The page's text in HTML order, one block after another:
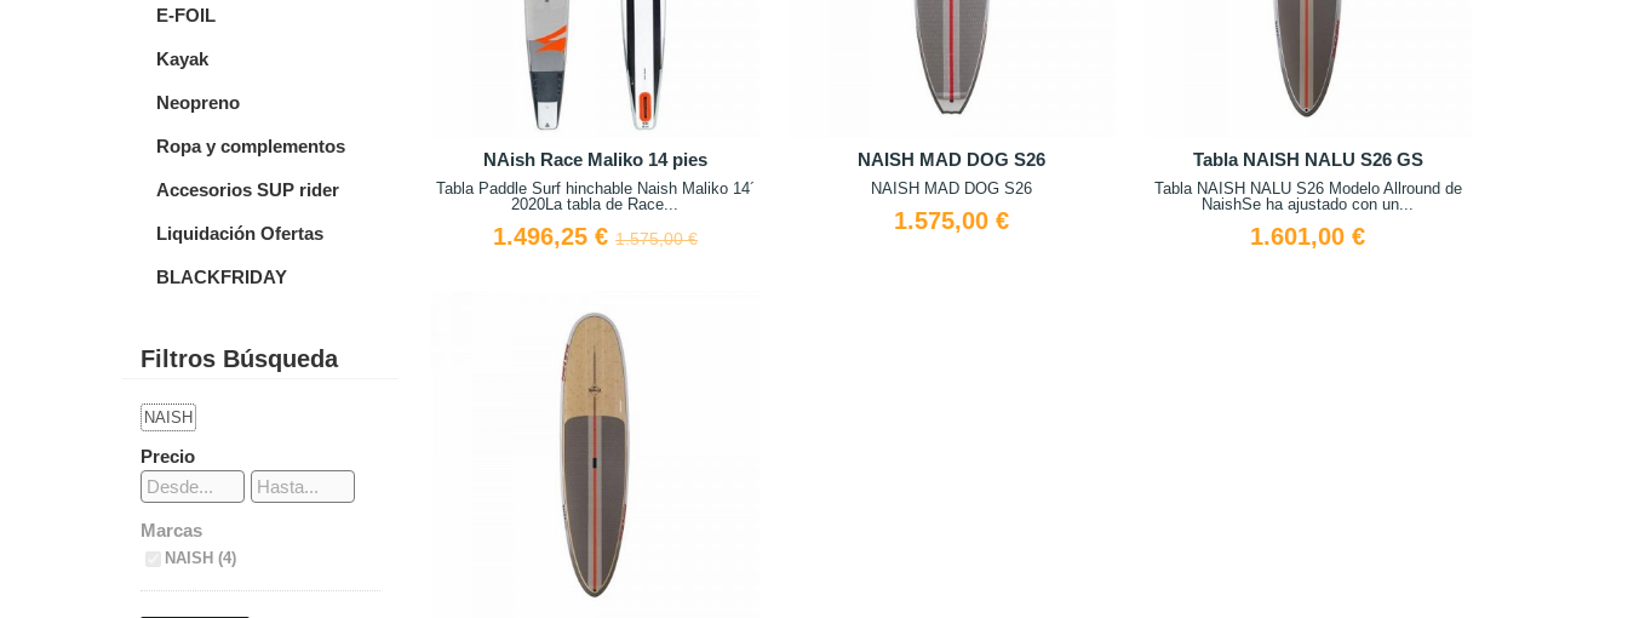
E-FOIL
Kayak
Neopreno
Ropa y complementos
Accesorios SUP rider
Liquidación Ofertas
BLACKFRIDAY
Filtros Búsqueda
NAISH
Precio
Marcas
NAISH (4)
NAish Race Maliko 14 pies
Tabla Paddle Surf hinchable Naish Maliko 14´
2020La tabla de Race...
1.496,25 € 1.575,00 €
NAISH MAD DOG S26
NAISH MAD DOG S26
1.575,00 €
Tabla NAISH NALU S26 GS
Tabla NAISH NALU S26 Modelo Allround de
NaishSe ha ajustado con un...
1.601,00 €